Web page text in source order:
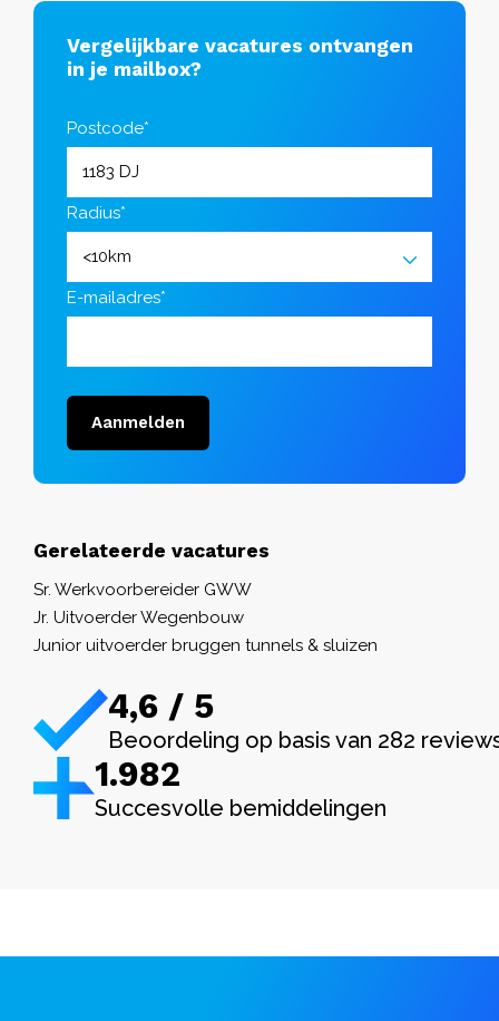
Vergelijkbare vacatures ontvangen
in je mailbox?
Postcode*
Radius*
E-mailadres*
Aanmelden
Gerelateerde vacatures
Sr. Werkvoorbereider GWW
Jr. Uitvoerder Wegenbouw
Junior uitvoerder bruggen tunnels & sluizen
4,6 / 5
Beoordeling op basis van 282
1.982
Succesvolle bemiddelingen